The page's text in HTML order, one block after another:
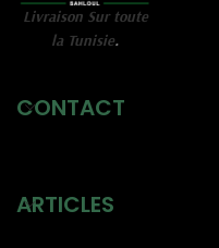
Livraison Sur toute
la Tunisie.
CONTACT
ARTICLES